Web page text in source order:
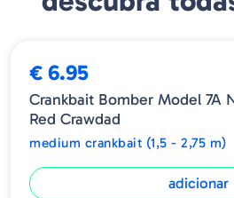
Referência - BMB07A521
€ 6.95
Crankbait Bomber Model 7A
Red Crawdad
medium crankbait (1,5 - 2,75 m)
adicionar